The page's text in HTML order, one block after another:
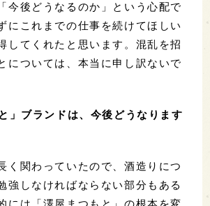
今後どうなるのか」という心配で
にこれまでの仕事を続けてほしい
してくれたと思います。混乱を招
については、本当に申し訳ないで
」ブランドは、今後どうなります
く関わっていたので、酒造りにつ
強しなければならない部分もある